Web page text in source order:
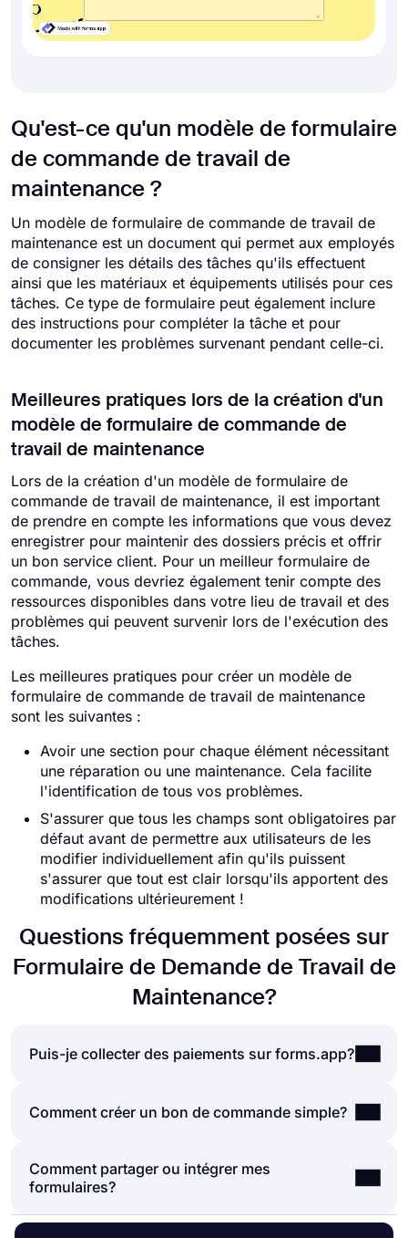
Qu'est-ce qu'un modèle de formulaire
de commande de travail de
maintenance ?
Un modèle de formulaire de commande de travail de
maintenance est un document qui permet aux employés
de consigner les détails des tâches qu'ils effectuent
ainsi que les matériaux et équipements utilisés pour ces
tâches. Ce type de formulaire peut également inclure
des instructions pour compléter la tâche et pour
documenter les problèmes survenant pendant celle-ci.
Meilleures pratiques lors de la création d'un
modèle de formulaire de commande de
travail de maintenance
Lors de la création d'un modèle de formulaire de
commande de travail de maintenance, il est important
de prendre en compte les informations que vous devez
enregistrer pour maintenir des dossiers précis et offrir
un bon service client. Pour un meilleur formulaire de
commande, vous devriez également tenir compte des
ressources disponibles dans votre lieu de travail et des
problèmes qui peuvent survenir lors de l'exécution des
tâches.
Les meilleures pratiques pour créer un modèle de
formulaire de commande de travail de maintenance
sont les suivantes :
Avoir une section pour chaque élément nécessitant
une réparation ou une maintenance. Cela facilite
l'identification de tous vos problèmes.
S'assurer que tous les champs sont obligatoires par
défaut avant de permettre aux utilisateurs de les
modifier individuellement afin qu'ils puissent
s'assurer que tout est clair lorsqu'ils apportent des
modifications ultérieurement !
Questions fréquemment posées sur
Formulaire de Demande de Travail de
Maintenance?
Puis-je collecter des paiements sur forms.app?
Oui, forms.app est un puissant créateur de
une interface facile à utiliser pour afficher vos
produits et services et accepter les paiements de
vos visiteurs. Pour accepter les paiements via vos
Comment créer un bon de commande simple?
Un bon de commande aide les entreprises ou les
particuliers à vendre leurs produits sans même un
site Web ou des plateformes de commerce
Comment partager ou intégrer mes
formulaires?